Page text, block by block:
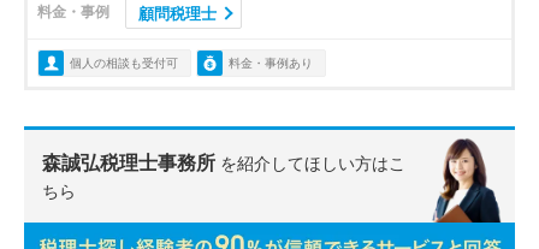
料金・事例 顧問税理士
個人の相談も受付可 料金・事例あり
森誠弘税理士事務所 を紹介してほしい方はこ
ちら